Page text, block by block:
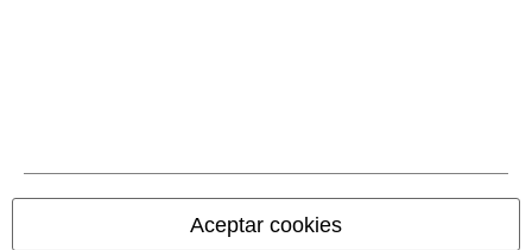
Aceptar cookies